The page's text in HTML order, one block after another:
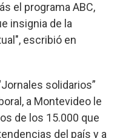
el programa ABC,
insignia de la
escribió en
solidarios”
a Montevideo le
de los 15.000 que
del país y a